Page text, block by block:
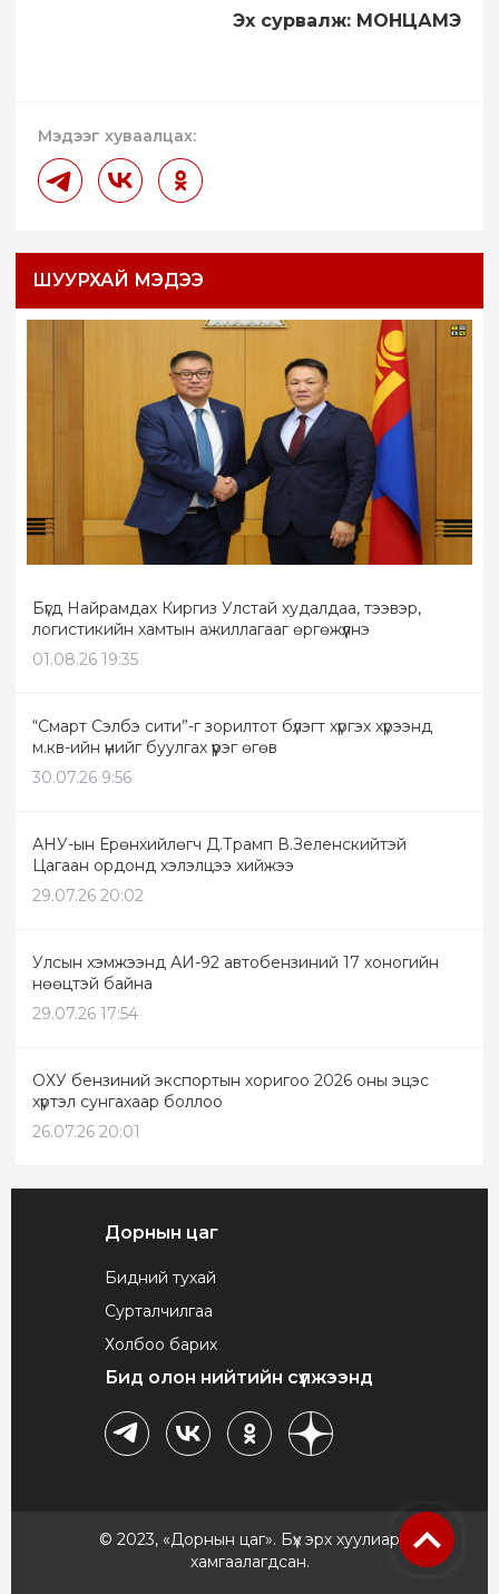
Эх сурвалж: МОНЦАМЭ
Мэдээг хуваалцах:
ШУУРХАЙ МЭДЭЭ
Бүгд Найрамдах Киргиз Улстай худалдаа, тээвэр,
логистикийн хамтын ажиллагааг өргөжүүлнэ
01.08.26 19:35
“Смарт Сэлбэ сити”-г зорилтот бүлэгт хүргэх хүрээнд
м.кв-ийн үнийг буулгах үүрэг өгөв
30.07.26 9:56
АНУ-ын Ерөнхийлөгч Д.Трамп В.Зеленскийтэй
Цагаан ордонд хэлэлцээ хийжээ
29.07.26 20:02
Улсын хэмжээнд АИ-92 автобензиний 17 хоногийн
нөөцтэй байна
29.07.26 17:54
ОХУ бензиний экспортын хоригоо 2026 оны эцэс
хүртэл сунгахаар боллоо
26.07.26 20:01
Дорнын цаг
Бидний тухай
Сурталчилгаа
Холбоо барих
Бид олон нийтийн сүлжээнд
© 2023, «Дорнын цаг». Бүх эрх хуулиар
хамгаалагдсан.